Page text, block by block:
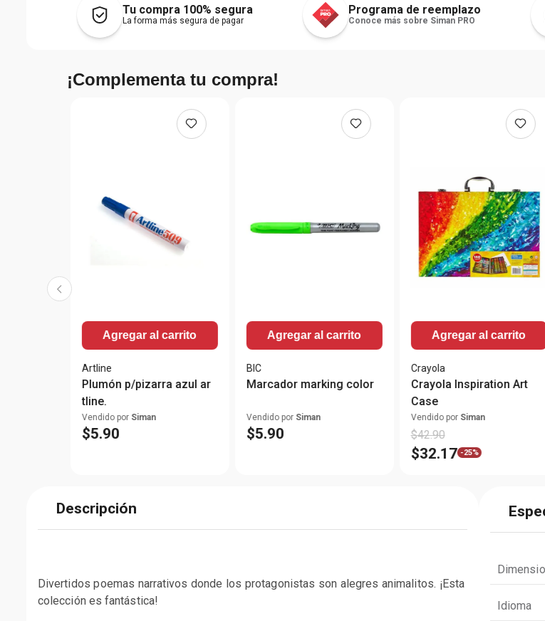
Tu compra 100% segura
La forma más segura de pagar
Programa de reemplazo
Conoce más sobre Siman PRO
¡Complementa tu compra!
Agregar al carrito
Artline
Plumón p/pizarra azul ar
tline.
Vendido por Siman
$5.90
Agregar al carrito
BIC
Marcador marking color
Vendido por Siman
$5.90
Agregar al carrito
Crayola
Crayola Inspiration Art
Case
Vendido por Siman
$42.90
$32.17 -25%
Descripción
Divertidos poemas narrativos donde los protagonistas son alegres animalitos. ¡Esta
colección es fantástica!
Idioma